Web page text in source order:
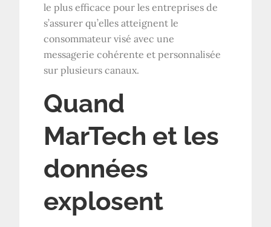
le plus efficace pour les entreprises de
s’assurer qu’elles atteignent le
consommateur visé avec une
messagerie cohérente et personnalisée
sur plusieurs canaux.
Quand
MarTech et les
données
explosent